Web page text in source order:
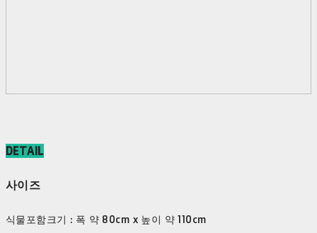
DETAIL
사이즈
식물포함크기 : 폭 약 80cm x 높이 약 110cm